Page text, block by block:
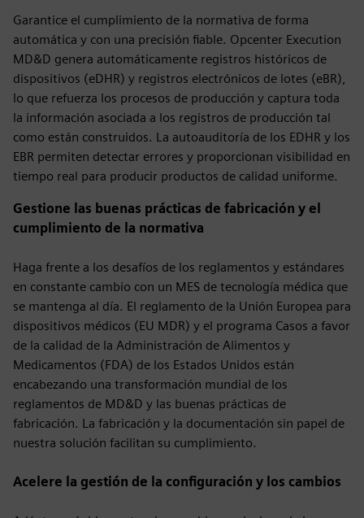
Garantice el cumplimiento de la normativa de forma
automática y con una precisión fiable. Opcenter Execution
MD&D genera automáticamente registros históricos de
dispositivos (eDHR) y registros electrónicos de lotes (eBR),
lo que refuerza los procesos de producción y captura toda
la información asociada a los registros de producción tal
como están construidos. La autoauditoría de los EDHR y los
EBR permiten detectar errores y proporcionan visibilidad en
tiempo real para producir productos de calidad uniforme.
Gestione las buenas prácticas de fabricación y el
cumplimiento de la normativa
Haga frente a los desafíos de los reglamentos y estándares
en constante cambio con un MES de tecnología médica que
se mantenga al día. El reglamento de la Unión Europea para
dispositivos médicos (EU MDR) y el programa Casos a favor
de la calidad de la Administración de Alimentos y
Medicamentos (FDA) de los Estados Unidos están
encabezando una transformación mundial de los
reglamentos de MD&D y las buenas prácticas de
fabricación. La fabricación y la documentación sin papel de
nuestra solución facilitan su cumplimiento.
Acelere la gestión de la configuración y los cambios